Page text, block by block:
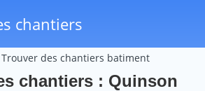
chantiers
Trouver des chantiers batiment
chantiers : Quinson